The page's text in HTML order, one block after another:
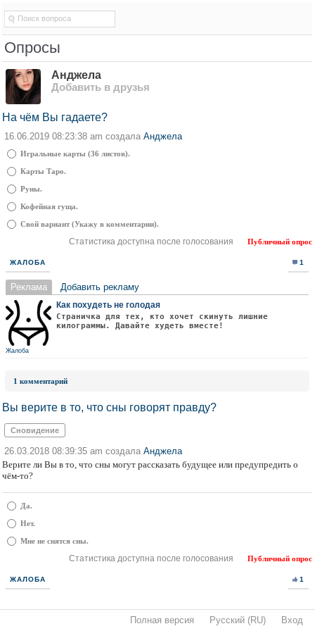
Опросы
Анджела
Добавить в друзья
На чём Вы гадаете?
16.06.2019 08:23:38 am создала Анджела
Игральные карты (36 листов).
Карты Таро.
Руны.
Кофейная гуща.
Свой вариант (Укажу в комментарии).
Статистика доступна после голосования Публичный опрос
ЖАЛОБА 1
Реклама Добавить рекламу
Как похудеть не голодая
Страничка для тех, кто хочет скинуть лишние
килограммы. Давайте худеть вместе!
Жалоба
1 комментарий
Вы верите в то, что сны говорят правду?
Сновидение
26.03.2018 08:39:35 am создала Анджела
Верите ли Вы в то, что сны могут рассказать будущее или предупредить о
чём-то?
Да.
Нет.
Мне не снятся сны.
Статистика доступна после голосования Публичный опрос
ЖАЛОБА 1
Полная версия Русский (RU) Вход